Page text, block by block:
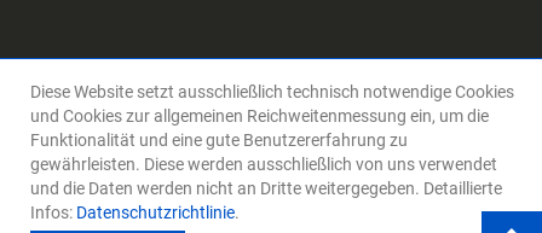
Diese Website setzt ausschließlich technisch notwendige Cookies
und Cookies zur allgemeinen Reichweitenmessung ein, um die
Funktionalität und eine gute Benutzererfahrung zu
gewährleisten. Diese werden ausschließlich von uns verwendet
und die Daten werden nicht an Dritte weitergegeben. Detaillierte
Infos: Datenschutzrichtlinie.